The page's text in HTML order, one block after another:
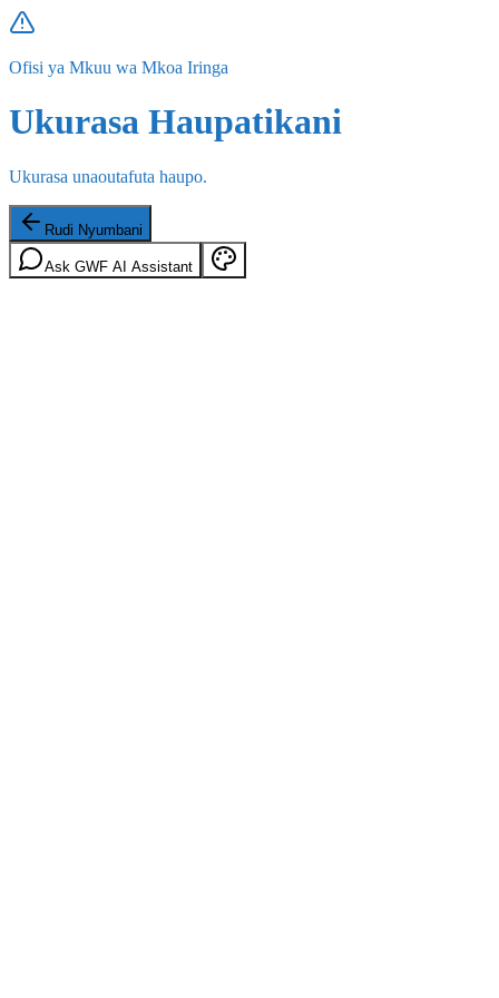
Ofisi ya Mkuu wa Mkoa Iringa
Ukurasa Haupatikani
Ukurasa unaoutafuta haupo.
Rudi Nyumbani
Ask GWF AI Assistant